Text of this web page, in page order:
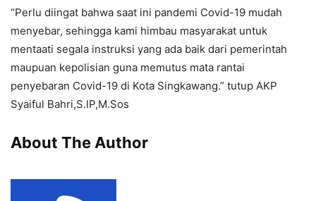
“Perlu diingat bahwa saat ini pandemi Covid-19 mudah
menyebar, sehingga kami himbau masyarakat untuk
mentaati segala instruksi yang ada baik dari pemerintah
maupuan kepolisian guna memutus mata rantai
penyebaran Covid-19 di Kota Singkawang.” tutup AKP
Syaiful Bahri,S.IP,M.Sos
About The Author